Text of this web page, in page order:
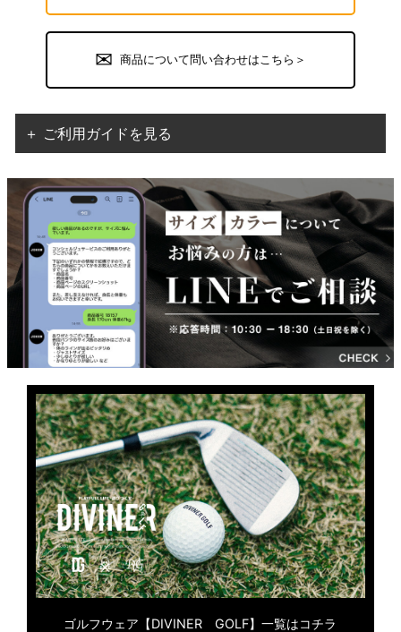
商品について問い合わせはこちら＞
＋ ご利用ガイドを見る
ゴルフウェア【DIVINER GOLF】一覧はコチラ